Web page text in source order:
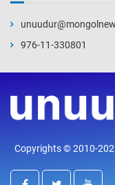
15
16
16
976-11-330801
Copyrights © 2010-